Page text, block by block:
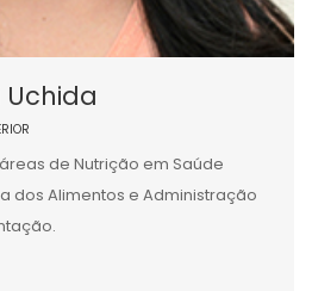
Uchida
de Nutrição em Saúde
dos Alimentos e Administração